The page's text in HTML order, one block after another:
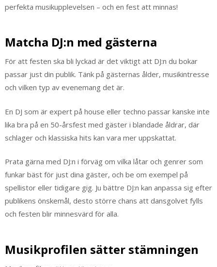
perfekta musikupplevelsen – och en fest att minnas!
Matcha DJ:n med gästerna
För att festen ska bli lyckad är det viktigt att DJ:n du bokar
passar just din publik. Tänk på gästernas ålder, musikintresse
och vilken typ av evenemang det är.
En DJ som är expert på house eller techno passar kanske inte
lika bra på en 50-årsfest med gäster i blandade åldrar, där
schlager och klassiska hits kan vara mer uppskattat.
Prata gärna med DJ:n i förväg om vilka låtar och genrer som
funkar bäst för just dina gäster, och be om exempel på
spellistor eller tidigare gig. Ju bättre DJ:n kan anpassa sig efter
publikens önskemål, desto större chans att dansgolvet fylls
och festen blir minnesvärd för alla.
Musikprofilen sätter stämningen